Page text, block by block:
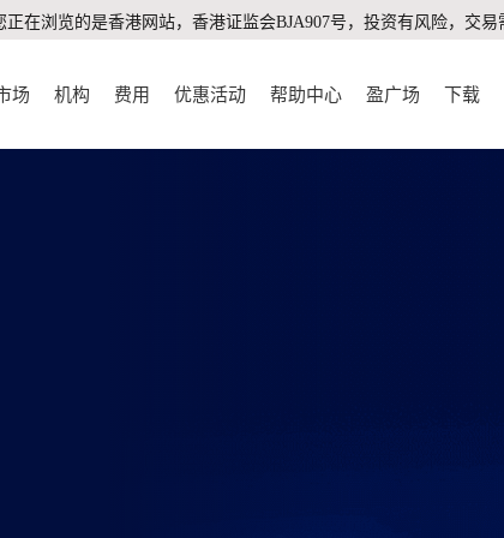
正在浏览的是香港网站，香港证监会BJA907号，投资有风险，交易
场 机构 费用 优惠活动 帮助中心 盈广场 下载